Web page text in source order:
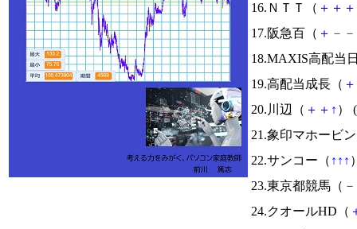
16.ＮＴＴ（ ＋ ＋ ＋
17.阪急百（ ＋ － －
18.MAXIS高配当
19.高配当成長（ ＋
20.川辺（ ＋ ＋ ↑ ） (
21.象印マホービ
22.サンコー（ ↑ ↑ ↑
23.東京都競馬（ －
24.クオールHD（